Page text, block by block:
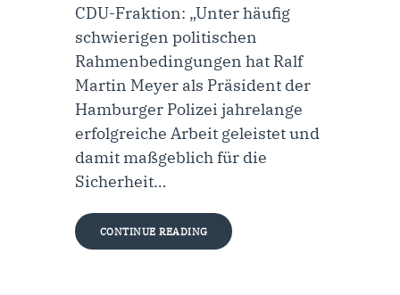
CDU-Fraktion: „Unter häufig
schwierigen politischen
Rahmenbedingungen hat Ralf
Martin Meyer als Präsident der
Hamburger Polizei jahrelange
erfolgreiche Arbeit geleistet und
damit maßgeblich für die
Sicherheit…
CONTINUE READING